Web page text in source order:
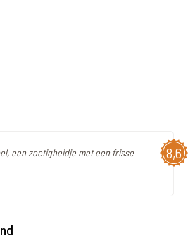
8,6
een zoetigheidje met een frisse